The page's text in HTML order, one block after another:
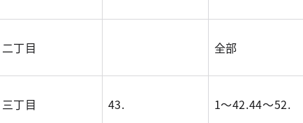
二丁目 全部
三丁目 43. 1～42.44～52.